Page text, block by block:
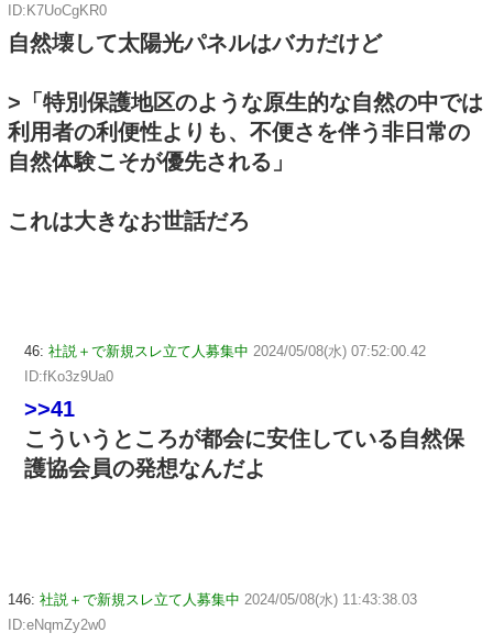
ID:K7UoCgKR0
自然壊して太陽光パネルはバカだけど
>「特別保護地区のような原生的な自然の中では
利用者の利便性よりも、不便さを伴う非日常の
自然体験こそが優先される」
これは大きなお世話だろ
46: 社説＋で新規スレ立て人募集中 2024/05/08(水) 07:52:00.42
ID:fKo3z9Ua0
>>41
こういうところが都会に安住している自然保
護協会員の発想なんだよ
146: 社説＋で新規スレ立て人募集中 2024/05/08(水) 11:43:38.03
ID:eNqmZy2w0